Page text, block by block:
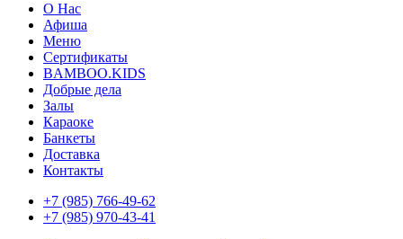
О Нас
Афиша
Меню
Сертификаты
BAMBOO.KIDS
Добрые дела
Залы
Караоке
Банкеты
Доставка
Контакты
+7 (985) 766-49-62
+7 (985) 970-43-41